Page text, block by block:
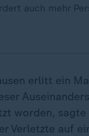
auch mehr
erlitt ein
worden,
Verletzte auf